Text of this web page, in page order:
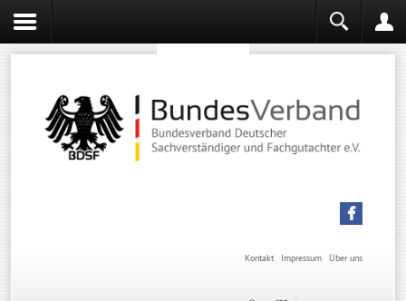
Über uns
Impressum
Kontakt